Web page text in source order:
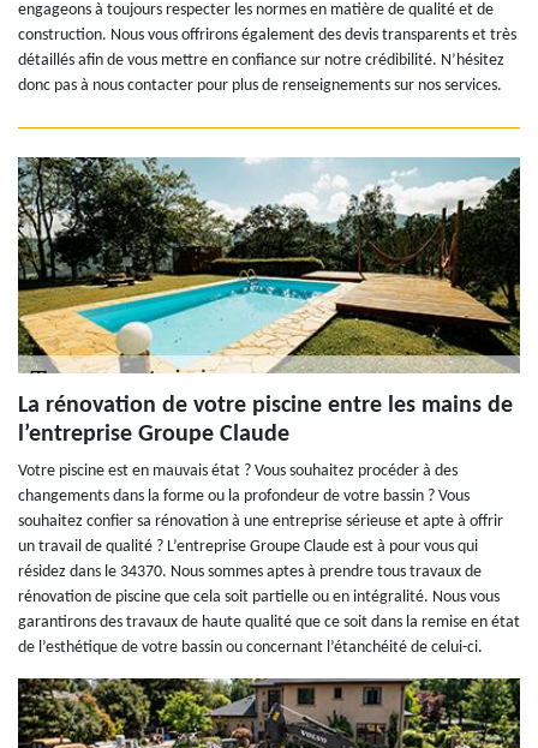
engageons à toujours respecter les normes en matière de qualité et de
construction. Nous vous offrirons également des devis transparents et très
détaillés afin de vous mettre en confiance sur notre crédibilité. N’hésitez
donc pas à nous contacter pour plus de renseignements sur nos services.
La rénovation de votre piscine entre les mains de
l’entreprise Groupe Claude
Votre piscine est en mauvais état ? Vous souhaitez procéder à des
changements dans la forme ou la profondeur de votre bassin ? Vous
souhaitez confier sa rénovation à une entreprise sérieuse et apte à offrir
un travail de qualité ? L’entreprise Groupe Claude est à pour vous qui
résidez dans le 34370. Nous sommes aptes à prendre tous travaux de
rénovation de piscine que cela soit partielle ou en intégralité. Nous vous
garantirons des travaux de haute qualité que ce soit dans la remise en état
de l’esthétique de votre bassin ou concernant l’étanchéité de celui-ci.